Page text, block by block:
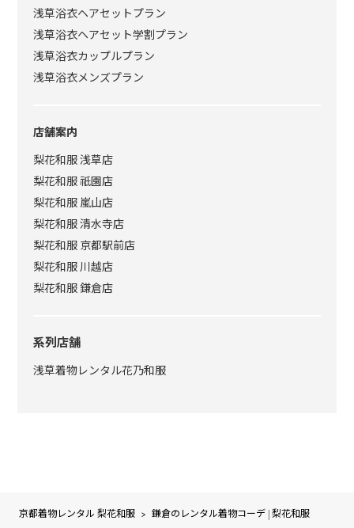
浅草浴衣ヘアセットプラン
浅草浴衣ヘアセット学割プラン
浅草浴衣カップルプラン
浅草浴衣メンズプラン
店舗案内
梨花和服 浅草店
梨花和服 祇園店
梨花和服 嵐山店
梨花和服 清水寺店
梨花和服 京都駅前店
梨花和服 川越店
梨花和服 鎌倉店
系列店舗
浅草着物レンタル花乃和服
京都着物レンタル 梨花和服 > 鎌倉のレンタル着物コーデ | 梨花和服